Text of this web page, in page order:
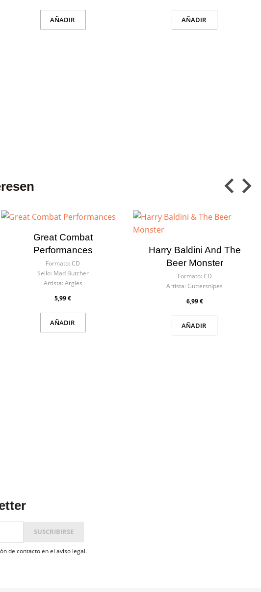
AÑADIR AÑADIR
Great Combat
Performances
Formato: CD
Sello: Mad Butcher
Artista: Argies
5,99 €
AÑADIR
Harry Baldini And The
Beer Monster
Formato: CD
Artista: Guttersnipes
6,99 €
AÑADIR
de contacto en el aviso legal.